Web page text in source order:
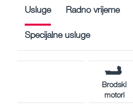
Usluge Radno vrijeme
Specijalne usluge
Brodski
motori